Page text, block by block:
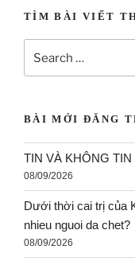
TÌM BÀI VIẾT
BÀI MỚI ĐĂNG
TIN VÀ KHÔNG TIN
08/09/2026
Dưới thời cai trị của
nhieu nguoi da chet?
08/09/2026